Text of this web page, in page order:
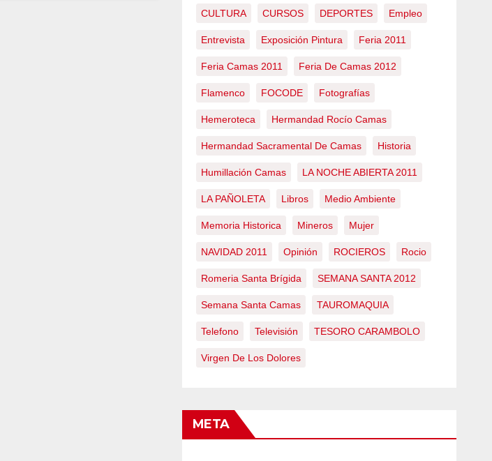
CULTURA CURSOS DEPORTES Empleo
Entrevista Exposición Pintura Feria 2011
Feria Camas 2011 Feria De Camas 2012
Flamenco FOCODE Fotografías
Hemeroteca Hermandad Rocío Camas
Hermandad Sacramental De Camas Historia
Humillación Camas LA NOCHE ABIERTA 2011
LA PAÑOLETA Libros Medio Ambiente
Memoria Historica Mineros Mujer
NAVIDAD 2011 Opinión ROCIEROS Rocio
Romeria Santa Brígida SEMANA SANTA 2012
Semana Santa Camas TAUROMAQUIA
Telefono Televisión TESORO CARAMBOLO
Virgen De Los Dolores
META